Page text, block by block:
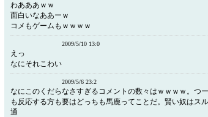
わあああｗｗ
面白いなああーｗ
コメもゲームもｗｗｗｗ
2009/5/10 13:0
えっ
なにそれこわい
2009/5/6 23:2
なにこのくだらなさすぎるコメントの数々はｗｗｗｗ。つ
も反応する方も要はどっちも馬鹿ってことだ。賢い奴はス
通